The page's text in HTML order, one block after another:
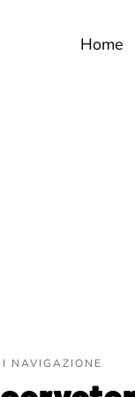
Home
NAVIGAZIONE